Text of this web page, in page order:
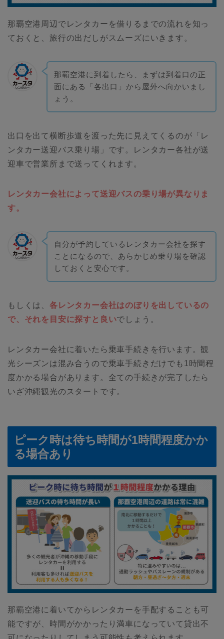
那覇空港周辺でレンタカーを借りるまでの流れを知っ
ておくと、旅行の出だしがスムーズにいきます。
那覇空港に到着したら、まずは到着口の正
面にある「各出口」から屋外へ向かいまし
ょう。
出口を出て横断歩道を渡った先に見えてくるのが「レ
ンタカー送迎バス乗り場」です。レンタカー各社が送
迎車で営業所まで送ってくれます。
レンタカー会社によって送迎バスの乗り場が異なりま
す。
自分が予約しているレンタカー会社を探す
ことになるので、あらかじめ乗り場を確認
しておくと安心です。
もしくは、 各レンタカー会社はのぼりを出しているの
で、それを目安に探すと良いでしょう。
レンタカー会社に着いたら乗車手続きを行います。観
光シーズンは混み合うので乗車手続きだけでも1時間程
度かかる場合があります。全ての手続きが完了したら
いざ沖縄観光のスタートです。
ピーク時は待ち時間が1時間程度かか
る場合あり
那覇空港に着いてからレンタカーを手配することも可
能ですが、時間がかかったり満車になっていて貸出不